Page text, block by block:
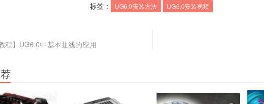
标签： UG6.0安装方法 UG6.0安装视频
程】UG6.0中基本曲线的应用